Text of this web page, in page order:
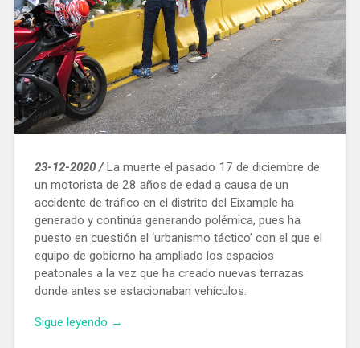
23-12-2020 /La muerte el pasado 17 de diciembre de
un motorista de 28 años de edad a causa de un
accidente de tráfico en el distrito del Eixample ha
generado y continúa generando polémica, pues ha
puesto en cuestión el ‘urbanismo táctico’ con el que el
equipo de gobierno ha ampliado los espacios
peatonales a la vez que ha creado nuevas terrazas
donde antes se estacionaban vehículos.
Sigue leyendo «La
→